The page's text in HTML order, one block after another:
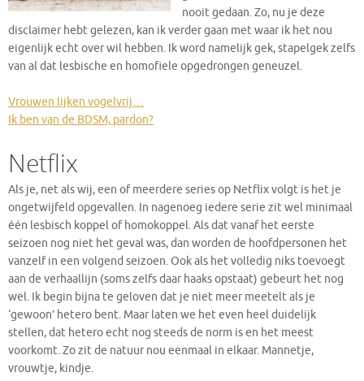
nooit gedaan. Zo, nu je deze
disclaimer hebt gelezen, kan ik verder gaan met waar ik het nou
eigenlijk echt over wil hebben. Ik word namelijk gek, stapelgek zelfs
van al dat lesbische en homofiele opgedrongen geneuzel.
Vrouwen lijken vogelvrij…
Ik ben van de BDSM, pardon?
Netflix
Als je, net als wij, een of meerdere series op Netflix volgt is het je
ongetwijfeld opgevallen. In nagenoeg iedere serie zit wel minimaal
één lesbisch koppel of homokoppel. Als dat vanaf het eerste
seizoen nog niet het geval was, dan worden de hoofdpersonen het
vanzelf in een volgend seizoen. Ook als het volledig niks toevoegt
aan de verhaallijn (soms zelfs daar haaks opstaat) gebeurt het nog
wel. Ik begin bijna te geloven dat je niet meer meetelt als je
‘gewoon’ hetero bent. Maar laten we het even heel duidelijk
stellen, dat hetero echt nog steeds de norm is en het meest
voorkomt. Zo zit de natuur nou eenmaal in elkaar. Mannetje,
vrouwtje, kindje.